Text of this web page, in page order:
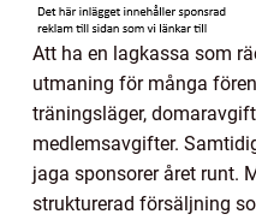
Att ha en lagkassa som
utmaning för många
träningsläger,
medlemsavgifter.
jaga sponsorer året runt.
strukturerad försäljning